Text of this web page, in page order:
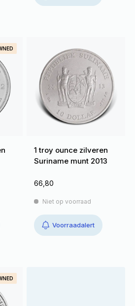
1 troy ounce zilveren
Suriname munt 2013
66,80
Niet op voorraad
Voorraadalert